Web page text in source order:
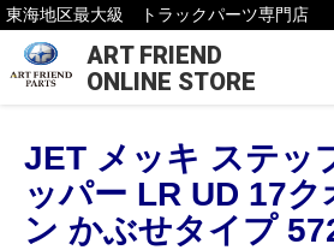
東海地区最大級 トラックパーツ専門店
ART FRIEND
ONLINE STORE
JET メッキ ステッ
ッパー LR UD 17ク
ン かぶせタイプ